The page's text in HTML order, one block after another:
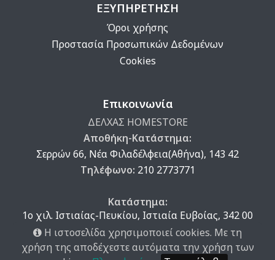
ΕΞΥΠΗΡΕΤΗΣΗ
Όροι χρήσης
Προστασία Προσωπικών Δεδομένων
Cookies
Επικοινωνία
ΔΕΛΧΑΣ HOMESTORE
Αποθήκη-Κατάστημα:
Σερρών 66, Νέα Φιλαδέλφεια(Αθήνα), 143 42
Τηλέφωνο: 210 2773771
Κατάστημα:
1ο χιλ. Ιστιαίας-Πευκίου, Ιστιαία Ευβοίας, 342 00
Τηλέφωνο: 222 605 3850
Η ιστοσελίδα χρησιμοποιεί cookies. Με τη
χρήση της αποδέχεστε αυτόματα την χρήση των